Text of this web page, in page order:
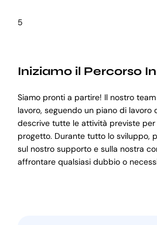
5
Iniziamo il Percorso
Siamo pronti a partire! Il nostro
lavoro, seguendo un piano di lavoro
descrive tutte le attività previste per
progetto. Durante tutto lo sviluppo,
sul nostro supporto e sulla nostra
affrontare qualsiasi dubbio o